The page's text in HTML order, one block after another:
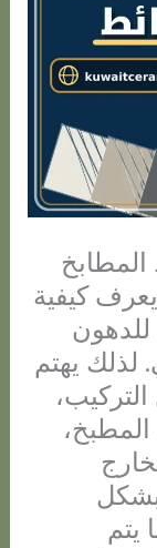
كيفية
للدهون
لذلك يهتم
بشكل
يتم